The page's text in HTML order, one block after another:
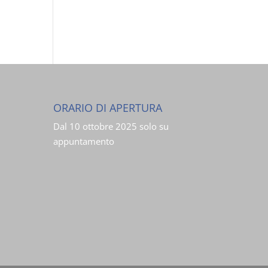
ORARIO DI APERTURA
Dal 10 ottobre 2025 solo su
appuntamento